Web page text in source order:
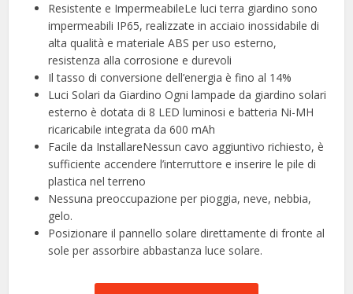
Resistente e ImpermeabileLe luci terra giardino sono
impermeabili IP65, realizzate in acciaio inossidabile di
alta qualità e materiale ABS per uso esterno,
resistenza alla corrosione e durevoli
Il tasso di conversione dell’energia è fino al 14%
Luci Solari da Giardino Ogni lampade da giardino solari
esterno è dotata di 8 LED luminosi e batteria Ni-MH
ricaricabile integrata da 600 mAh
Facile da InstallareNessun cavo aggiuntivo richiesto, è
sufficiente accendere l’interruttore e inserire le pile di
plastica nel terreno
Nessuna preoccupazione per pioggia, neve, nebbia,
gelo.
Posizionare il pannello solare direttamente di fronte al
sole per assorbire abbastanza luce solare.